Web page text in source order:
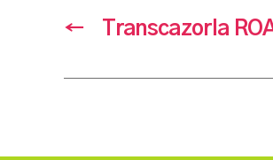
← Transcazorla